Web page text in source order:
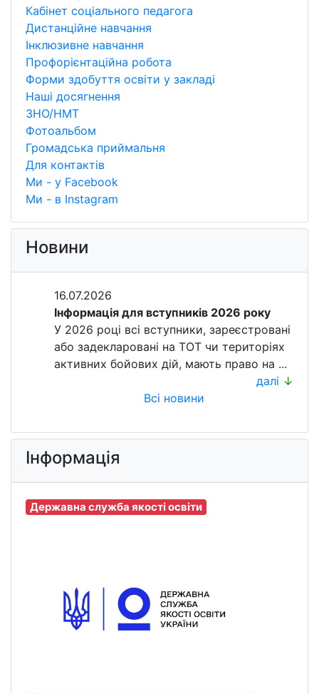
Кабінет соціального педагога
Дистанційне навчання
Інклюзивне навчання
Профорієнтаційна робота
Форми здобуття освіти у закладі
Наші досягнення
ЗНО/НМТ
Фотоальбом
Громадська приймальня
Для контактів
Ми - у Facebook
Ми - в Instagram
Новини
16.07.2026
Інформація для вступників 2026 року
У 2026 році всі вступники, зареєстровані
або задекларовані на ТОТ чи територіях
активних бойових дій, мають право на ...
далі ↓
Всі новини
Інформація
Державна служба якості освіти